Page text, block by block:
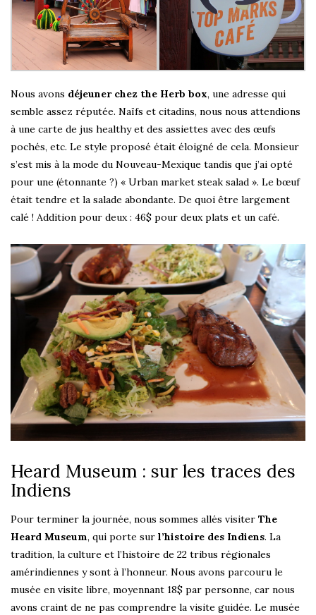
Nous avons déjeuner chez the Herb box, une adresse qui
semble assez réputée. Naïfs et citadins, nous nous attendions
à une carte de jus healthy et des assiettes avec des œufs
pochés, etc. Le style proposé était éloigné de cela. Monsieur
s’est mis à la mode du Nouveau-Mexique tandis que j’ai opté
pour une (étonnante ?) « Urban market steak salad ». Le bœuf
était tendre et la salade abondante. De quoi être largement
calé ! Addition pour deux : 46$ pour deux plats et un café.
Heard Museum : sur les traces des
Indiens
Pour terminer la journée, nous sommes allés visiter The
Heard Museum, qui porte sur l’histoire des Indiens. La
tradition, la culture et l’histoire de 22 tribus régionales
amérindiennes y sont à l’honneur. Nous avons parcouru le
musée en visite libre, moyennant 18$ par personne, car nous
avons craint de ne pas comprendre la visite guidée. Le musée